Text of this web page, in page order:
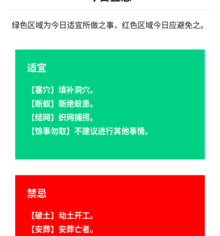
绿色区域为今日适宜所做之事，红色区域今日应避免之。
适宜
【塞穴】填补洞穴。
【断蚁】断绝蚁患。
【结网】织网捕捞。
【馀事勿取】不建议进行其他事情。
禁忌
【破土】动土开工。
【安葬】安葬亡者。